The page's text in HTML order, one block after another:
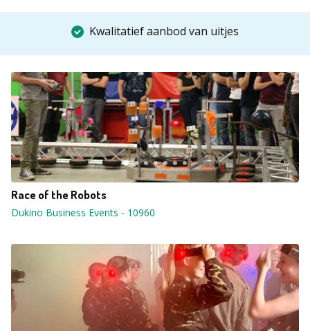
Kwalitatief aanbod van uitjes
Race of the Robots
Dukino Business Events - 10960